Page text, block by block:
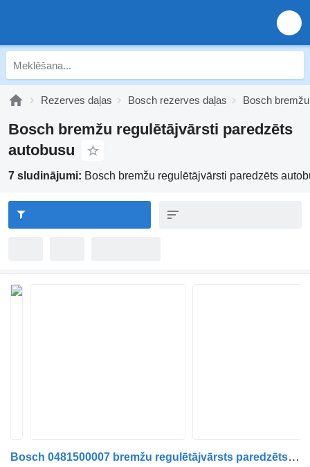
Rezerves daļas Bosch rezerves daļas Bosch
Bosch bremžu regulētājvārsti paredzēts
autobusu
7 sludinājumi: Bosch bremžu regulētājvārsti paredzēts
Bosch 0481500007 bremžu regulētājvārsts paredzēts Bosch 0481500007 autobusa